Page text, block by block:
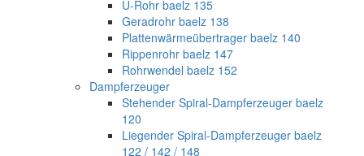
U-Rohr baelz 135
Geradrohr baelz 138
Plattenwärmeübertrager baelz 140
Rippenrohr baelz 147
Rohrwendel baelz 152
Dampferzeuger
Stehender Spiral-Dampferzeuger baelz
120
Liegender Spiral-Dampferzeuger baelz
122 / 142 / 148